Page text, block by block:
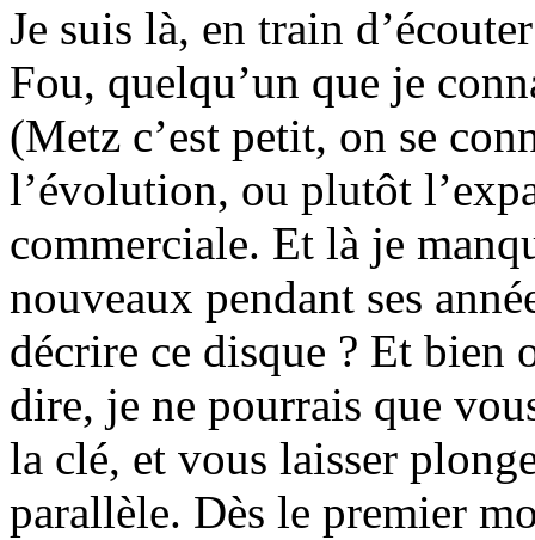
Je suis là, en train
Fou, quelqu’un que je
(Metz c’est petit, on se
l’évolution, ou plutôt
commerciale. Et là je
nouveaux pendant ses
décrire ce disque ? Et bien
dire, je ne pourrais que
la clé, et vous laisser
parallèle. Dès le premier